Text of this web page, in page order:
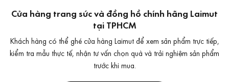
Cửa hàng trang sức và đồng hồ chính hãng Laimut
tại TPHCM
Khách hàng có thể ghé cửa hàng Laimut để xem sản phẩm trực tiếp,
kiểm tra mẫu thực tế, nhận tư vấn chọn quà và trải nghiệm sản phẩm
trước khi mua.